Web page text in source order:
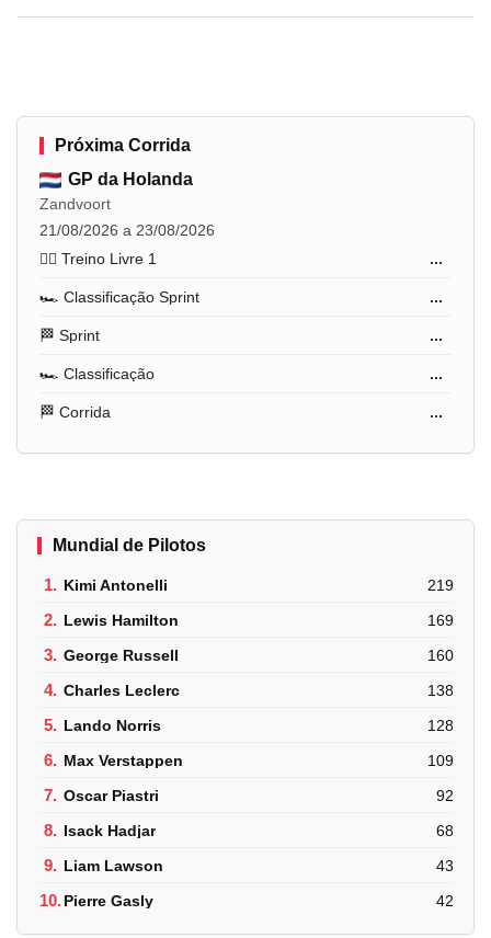
Próxima Corrida
GP da Holanda
Zandvoort
21/08/2026 a 23/08/2026
🏋️‍♂️ Treino Livre 1
...
🏎️ Classificação Sprint ...
🏁 Sprint ...
🏎️ Classificação ...
🏁 Corrida ...
Mundial de Pilotos
1. Kimi Antonelli 219
2. Lewis Hamilton 169
3. George Russell 160
4. Charles Leclerc 138
5. Lando Norris 128
6. Max Verstappen 109
7. Oscar Piastri 92
8. Isack Hadjar 68
9. Liam Lawson 43
10.Pierre Gasly 42